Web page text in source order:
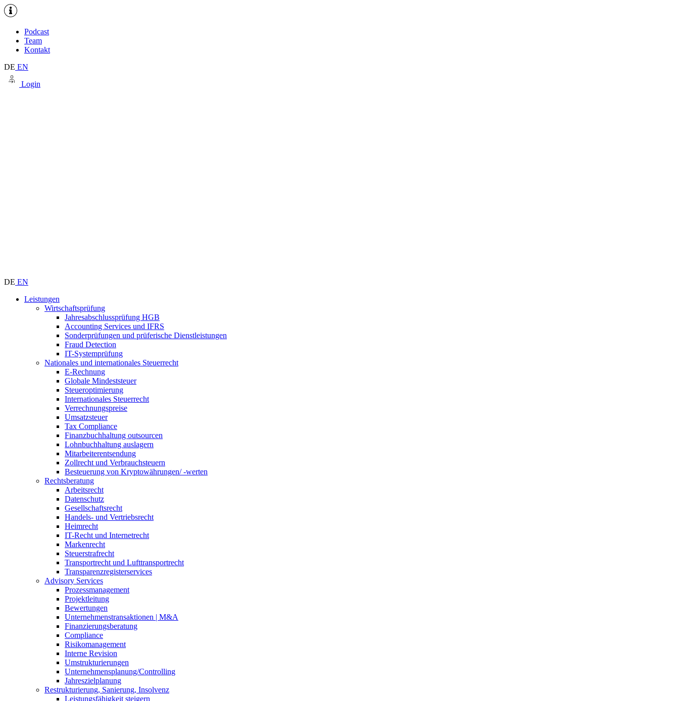
Podcast
Team
Kontakt
DE EN
Login
DE EN
Leistungen
Wirtschaftsprüfung
Jahresabschlussprüfung HGB
Accounting Services und IFRS
Sonderprüfungen und prüferische Dienstleistungen
Fraud Detection
IT-Systemprüfung
Nationales und internationales Steuerrecht
E-Rechnung
Globale Mindeststeuer
Steueroptimierung
Internationales Steuerrecht
Verrechnungspreise
Umsatzsteuer
Tax Compliance
Finanzbuchhaltung outsourcen
Lohnbuchhaltung auslagern
Mitarbeiterentsendung
Zollrecht und Verbrauchsteuern
Besteuerung von Kryptowährungen/ -werten
Rechtsberatung
Arbeitsrecht
Datenschutz
Gesellschaftsrecht
Handels- und Vertriebsrecht
Heimrecht
IT-Recht und Internetrecht
Markenrecht
Steuerstrafrecht
Transportrecht und Lufttransportrecht
Transparenzregisterservices
Advisory Services
Prozessmanagement
Projektleitung
Bewertungen
Unternehmenstransaktionen | M&A
Finanzierungsberatung
Compliance
Risikomanagement
Interne Revision
Umstrukturierungen
Unternehmensplanung/Controlling
Jahreszielplanung
Restrukturierung, Sanierung, Insolvenz
Leistungsfähigkeit steigern